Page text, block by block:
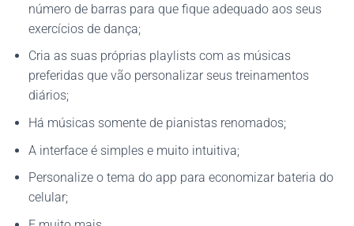
número de barras para que fique adequado aos seus
exercícios de dança;
Cria as suas próprias playlists com as músicas
preferidas que vão personalizar seus treinamentos
diários;
Há músicas somente de pianistas renomados;
A interface é simples e muito intuitiva;
Personalize o tema do app para economizar bateria do
celular;